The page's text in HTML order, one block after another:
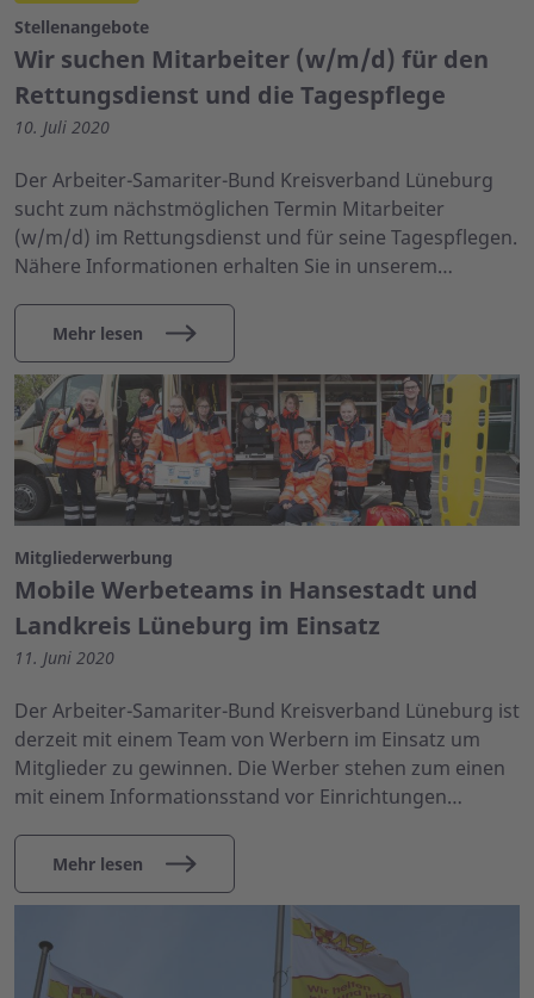
Stellenangebote
Wir suchen Mitarbeiter (w/m/d) für den
Rettungsdienst und die Tagespflege
10. Juli 2020
Der Arbeiter-Samariter-Bund Kreisverband Lüneburg
sucht zum nächstmöglichen Termin Mitarbeiter
(w/m/d) im Rettungsdienst und für seine Tagespflegen.
Nähere Informationen erhalten Sie in unserem…
Mehr lesen
Mitgliederwerbung
Mobile Werbeteams in Hansestadt und
Landkreis Lüneburg im Einsatz
11. Juni 2020
Der Arbeiter-Samariter-Bund Kreisverband Lüneburg ist
derzeit mit einem Team von Werbern im Einsatz um
Mitglieder zu gewinnen. Die Werber stehen zum einen
mit einem Informationsstand vor Einrichtungen…
Mehr lesen